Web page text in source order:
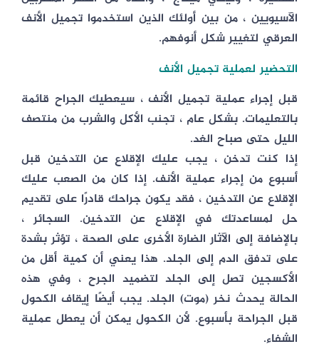
الآسيويين ، من بين أولئك الذين استخدموا تجميل الأنف
العرقي لتغيير شكل أنوفهم.
التحضير لعملية تجميل الأنف
قبل إجراء عملية تجميل الأنف ، سيعطيك الجراح قائمة
بالتعليمات. بشكل عام ، تجنب الأكل والشرب من منتصف
الليل حتى صباح الغد.
إذا كنت تدخن ، يجب عليك الإقلاع عن التدخين قبل
أسبوع من إجراء عملية الأنف. إذا كان من الصعب عليك
الإقلاع عن التدخين ، فقد يكون جراحك قادرًا على تقديم
حل لمساعدتك في الإقلاع عن التدخين. السجائر ،
بالإضافة إلى الآثار الضارة الأخرى على الصحة ، تؤثر بشدة
على تدفق الدم إلى الجلد. هذا يعني أن كمية أقل من
الأكسجين تصل إلى الجلد لتضميد الجرح ، وفي هذه
الحالة يحدث نخر (موت) الجلد. يجب أيضًا إيقاف الكحول
قبل الجراحة بأسبوع. لأن الكحول يمكن أن يعطل عملية
الشفاء.